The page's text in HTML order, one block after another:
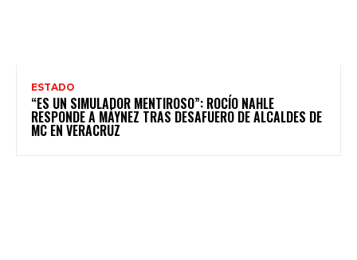
ESTADO
“ES UN SIMULADOR MENTIROSO”: ROCÍO NAHLE
RESPONDE A MÁYNEZ TRAS DESAFUERO DE ALCALDES DE
MC EN VERACRUZ